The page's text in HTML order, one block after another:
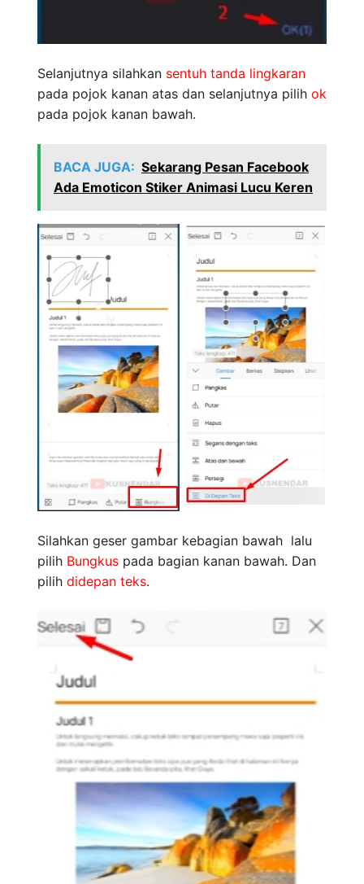
Selanjutnya silahkan sentuh tanda lingkaran
pada pojok kanan atas dan selanjutnya pilih ok
pada pojok kanan bawah.
BACA JUGA: Sekarang Pesan Facebook
Ada Emoticon Stiker Animasi Lucu Keren
Silahkan geser gambar kebagian bawah lalu
pilih Bungkus pada bagian kanan bawah. Dan
pilih didepan teks.